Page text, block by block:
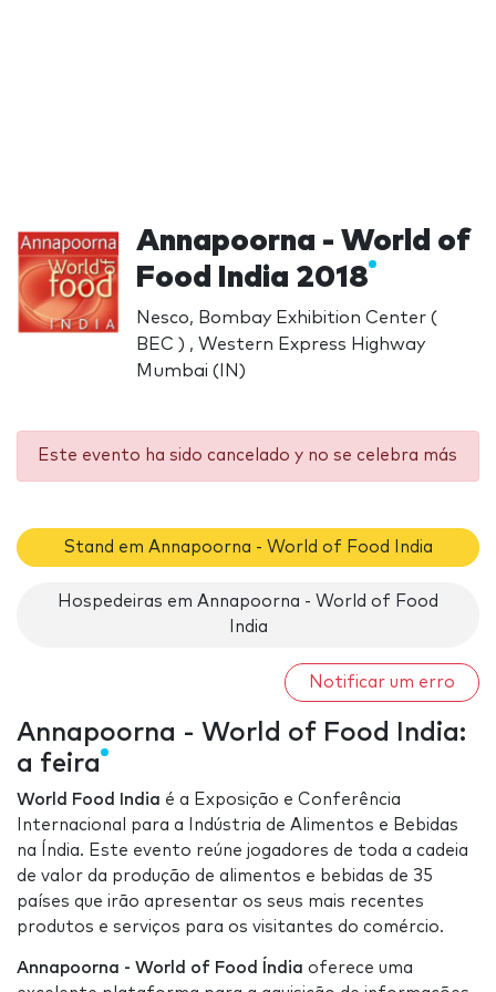
Annapoorna - World of
Food India 2018
Nesco, Bombay Exhibition Center (
BEC ) , Western Express Highway
Mumbai (IN)
Este evento ha sido cancelado y no se celebra más
Stand em Annapoorna - World of Food India
Hospedeiras em Annapoorna - World of Food
India
Notificar um erro
Annapoorna - World of Food India:
a feira
World Food India é a Exposição e Conferência
Internacional para a Indústria de Alimentos e Bebidas
na Índia. Este evento reúne jogadores de toda a cadeia
de valor da produção de alimentos e bebidas de 35
países que irão apresentar os seus mais recentes
produtos e serviços para os visitantes do comércio.
Annapoorna - World of Food Índia oferece uma